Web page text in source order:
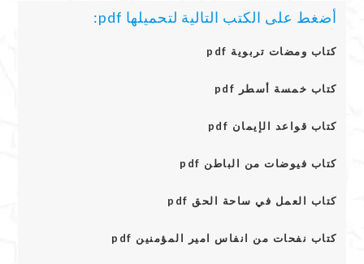
أضغط على الكتب التالية لتحميلها pdf:
كتاب ومضات تربوية pdf
كتاب خمسة أسطر pdf
كتاب قواعد الإيمان pdf
كتاب فيوضات من الباطن pdf
كتاب العمل في ساحة الحق pdf
كتاب نفحات من انفاس امير المؤمنين pdf